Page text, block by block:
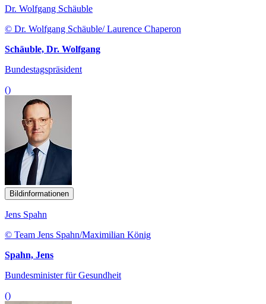
Dr. Wolfgang Schäuble
© Dr. Wolfgang Schäuble/ Laurence Chaperon
Schäuble, Dr. Wolfgang
Bundestagspräsident
()
Bildinformationen
Jens Spahn
© Team Jens Spahn/Maximilian König
Spahn, Jens
Bundesminister für Gesundheit
()